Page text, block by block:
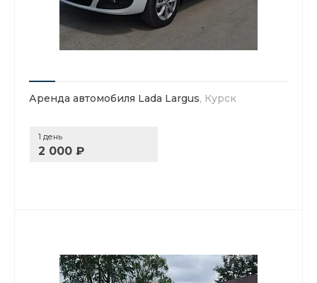
Аренда автомобиля Lada Largus, Курск
1 день
2 000 ₽